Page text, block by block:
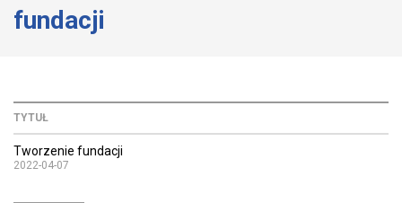
fundacji
TYTUŁ
Tworzenie fundacji
2022-04-07